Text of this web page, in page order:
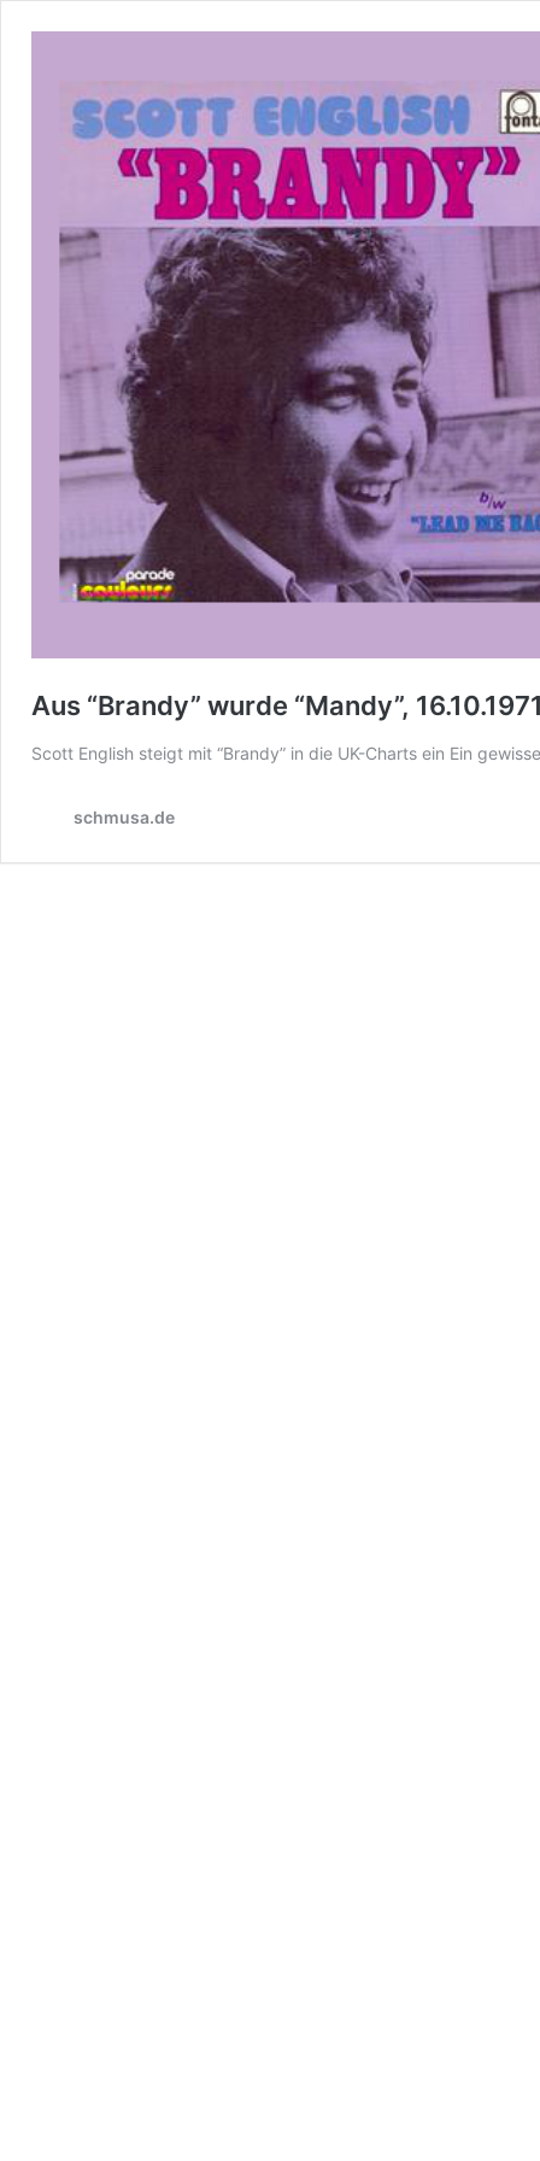
Aus “Brandy” wurde “Mandy”,
Scott English steigt mit “Brandy” in die UK-Charts ein Ein
schmusa.de